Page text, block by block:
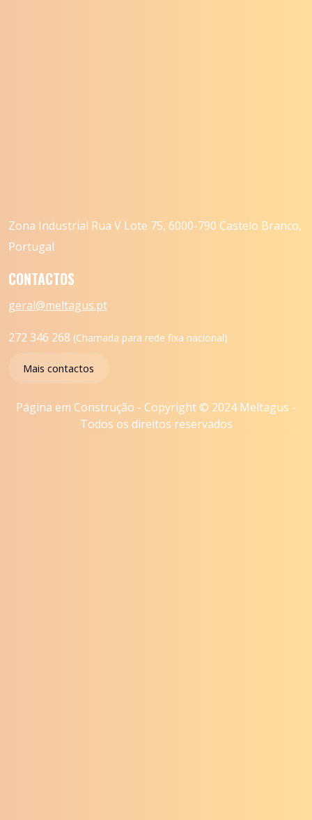
Zona Industrial Rua V Lote 75, 6000-790 Castelo Branco,
Portugal
CONTACTOS
geral@meltagus.pt
272 346 268 (Chamada para rede fixa nacional)
Mais contactos
Página em Construção - Copyright © 2024 Meltagus -
Todos os direitos reservados